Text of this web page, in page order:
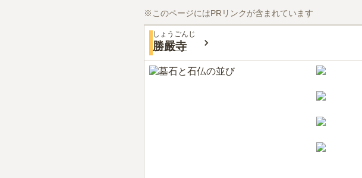
※このページにはPRリンクが含まれています
しょうごんじ
勝嚴寺